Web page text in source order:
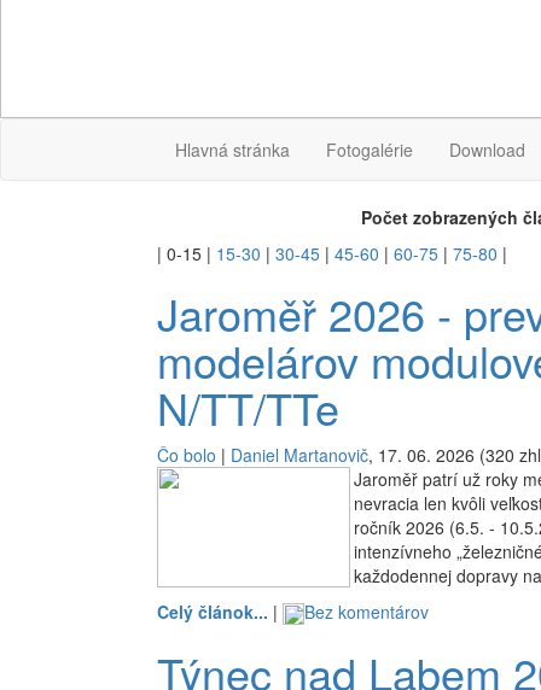
Hlavná stránka Fotogalérie Download
Počet zobrazených
| 0-15 | 15-30 | 30-45 | 45-60 | 60-75 | 75-80 |
Jaroměř 2026 -
modelárov
N/TT/TTe
Čo bolo | Daniel Martanovič, 17. 06. 2026 (320
Jaroměř patrí už roky
nevracia len kvôli
ročník 2026 (6.5. -
intenzívneho
každodennej dopravy
Celý článok... | Bez komentárov
Týnec nad Labem